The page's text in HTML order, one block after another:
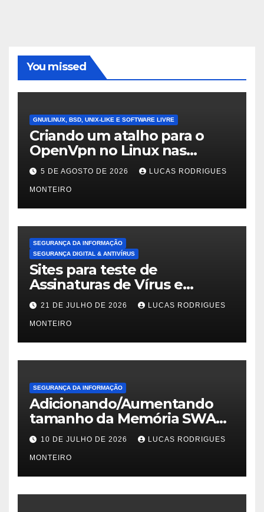
You missed
GNU/LINUX, BSD, UNIX-LIKE E SOFTWARE LIVRE
Criando um atalho para o
OpenVpn no Linux nas
distros Debian, ubuntu e
Mint Linux
5 DE AGOSTO DE 2026 LUCAS RODRIGUES
MONTEIRO
SEGURANÇA DA INFORMAÇÃO
SEGURANÇA DIGITAL & ANTIVÍRUS
Sites para teste de
Assinaturas de Vírus e
Malwares
21 DE JULHO DE 2026 LUCAS RODRIGUES
MONTEIRO
SEGURANÇA DA INFORMAÇÃO
Adicionando/Aumentando
tamanho da Memória SWAP
no PfSense 2.8
10 DE JULHO DE 2026 LUCAS RODRIGUES
MONTEIRO